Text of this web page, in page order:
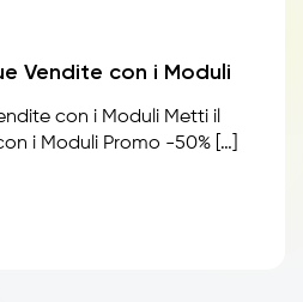
Vendite con i Moduli
con i Moduli Metti il
i Moduli Promo -50% […]